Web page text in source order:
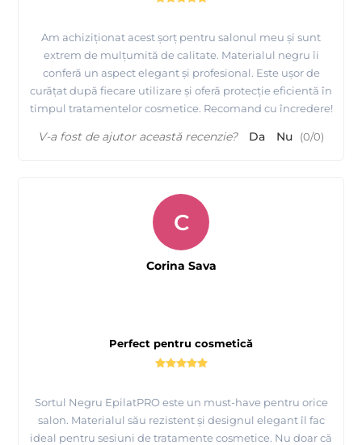
Am achiziționat acest șorț pentru salonul meu și sunt
extrem de mulțumită de calitate. Materialul negru îi
conferă un aspect elegant și profesional. Este ușor de
curățat după fiecare utilizare și oferă protecție eficientă în
timpul tratamentelor cosmetice. Recomand cu încredere!
V-a fost de ajutor această recenzie? Da Nu (0/0)
Perfect pentru cosmetică
Sortul Negru EpilatPRO este un must-have pentru orice
salon. Materialul său rezistent și designul elegant îl fac
ideal pentru sesiuni de tratamente cosmetice. Nu doar că
C
Corina Sava